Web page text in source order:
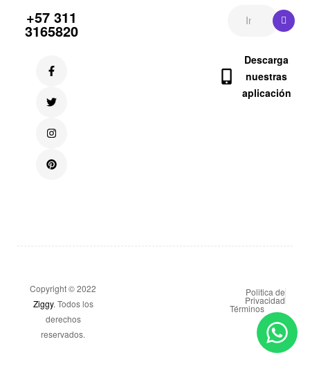
+57 311
3165820
Descarga
nuestras
aplicación
Copyright © 2022
Ziggy. Todos los
derechos
reservados.
Politica de
Privacidad
Términos